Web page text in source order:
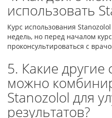
использовать
Курс использования
недель, но перед началом
проконсультироваться с
5. Какие другие
можно
Stanozolol для
результатов?